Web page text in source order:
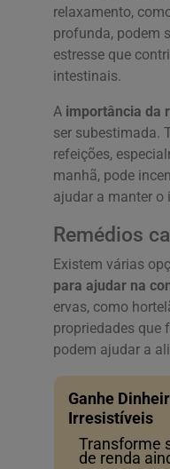
relaxamento,
profunda, podem
estresse que
intestinais.
A importância da
ser subestimada.
refeições,
manhã, pode
ajudar a manter o
Remédios
Existem várias
para ajudar na
ervas, como
propriedades que
podem ajudar a
Ganhe
Irresistíveis
Transforme
de renda